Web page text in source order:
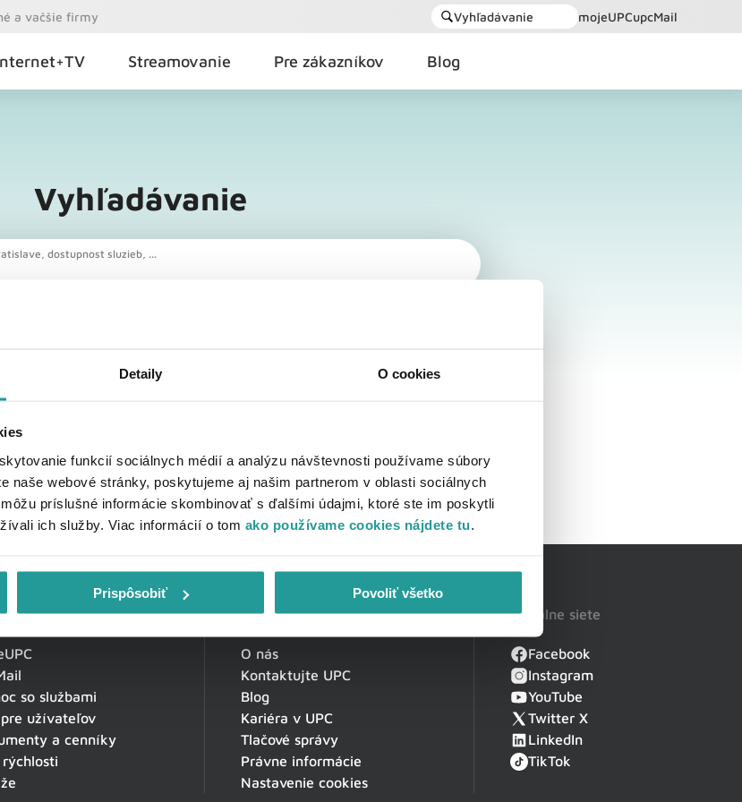
Detaily O cookies
funkcií sociálnych médií a analýzu návštevnosti používame súbory
naše webové stránky, poskytujeme aj našim partnerom v oblasti sociálnych
príslušné informácie skombinovať s ďalšími údajmi, ktoré ste im poskytli
ich služby. Viac informácií o tom ako používame cookies nájdete tu.
Prispôsobiť Povoliť všetko
a vačšie firmy Vyhľadávanie mojeUPCupcMail
Streamovanie Pre zákazníkov Blog
Vyhľadávanie
dostupnost sluzieb, ...
zóna
so službami
užívateľov
a cenníky
rýchlosti
O spoločnosti
O nás
Kontaktujte UPC
Blog
Kariéra v UPC
Tlačové správy
Právne informácie
Nastavenie cookies
Sociálne siete
Facebook
Instagram
YouTube
Twitter X
LinkedIn
TikTok